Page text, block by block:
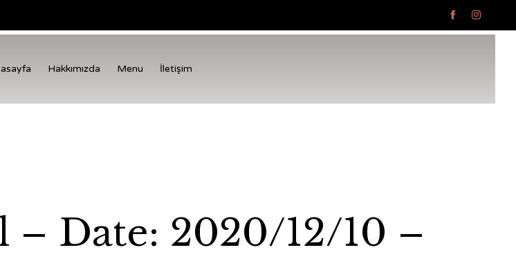
 
Hakkımızda Menu İletişim
Date: 2020/12/10 –